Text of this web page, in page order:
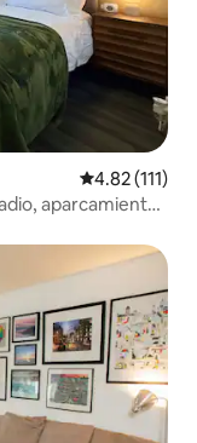
Calificación
4.82 (111)
aparcamiento